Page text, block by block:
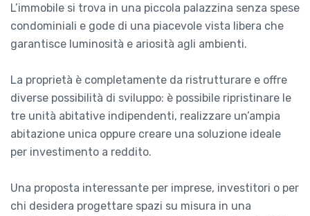
L’immobile si trova in una piccola palazzina senza spese
condominiali e gode di una piacevole vista libera che
garantisce luminosità e ariosità agli ambienti.
La proprietà è completamente da ristrutturare e offre
diverse possibilità di sviluppo: è possibile ripristinare le
tre unità abitative indipendenti, realizzare un’ampia
abitazione unica oppure creare una soluzione ideale
per investimento a reddito.
Una proposta interessante per imprese, investitori o per
chi desidera progettare spazi su misura in una